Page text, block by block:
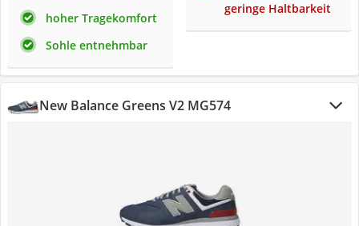
hoher Tragekomfort
Sohle entnehmbar
geringe Haltbarkeit
New Balance Greens V2 MG574